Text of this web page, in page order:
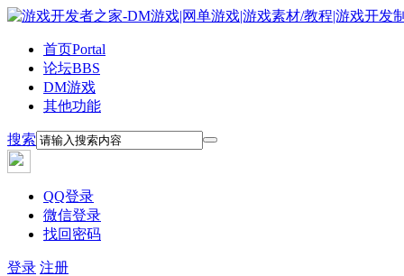
首页Portal
论坛BBS
DM游戏
其他功能
搜索
QQ登录
微信登录
找回密码
登录 注册